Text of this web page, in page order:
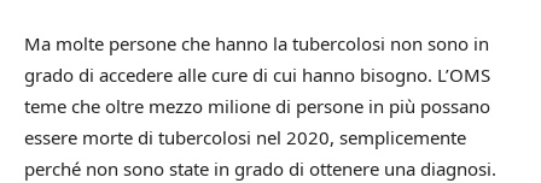
Ma molte persone che hanno la tubercolosi non sono in
grado di accedere alle cure di cui hanno bisogno. L’OMS
teme che oltre mezzo milione di persone in più possano
essere morte di tubercolosi nel 2020, semplicemente
perché non sono state in grado di ottenere una diagnosi.